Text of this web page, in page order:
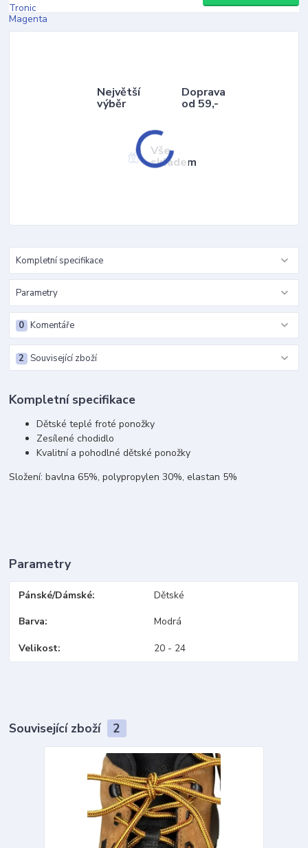
Největší
výběr
Doprava
od 59,-
Vše
skladem
Kompletní specifikace
Parametry
Komentáře
0
Související zboží
2
Kompletní specifikace
Dětské teplé froté ponožky
Zesílené chodidlo
Kvalitní a pohodlné dětské ponožky
Složení: bavlna 65%, polypropylen 30%, elastan 5%
Parametry
Pánské/Dámské Dětské
Barva Modrá
Velikost 20 - 24
Související zboží 2